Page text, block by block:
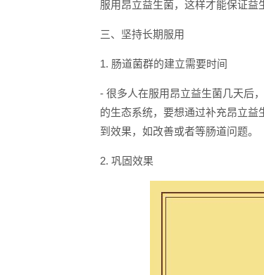
服用昂立益生菌，这样才能保证益
三、坚持长期服用
1. 肠道菌群的建立需要时间
- 很多人在服用昂立益生菌几天后
的生态系统，要想通过补充昂立
到效果，如改善或者等肠道问题。
2. 巩固效果